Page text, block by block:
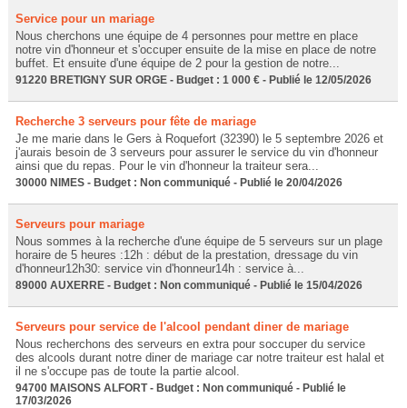
Service pour un mariage
Nous cherchons une équipe de 4 personnes pour mettre en place
notre vin d'honneur et s'occuper ensuite de la mise en place de notre
buffet. Et ensuite d'une équipe de 2 pour la gestion de notre...
91220 BRETIGNY SUR ORGE - Budget : 1 000 € - Publié le 12/05/2026
Recherche 3 serveurs pour fête de mariage
Je me marie dans le Gers à Roquefort (32390) le 5 septembre 2026 et
j'aurais besoin de 3 serveurs pour assurer le service du vin d'honneur
ainsi que du repas. Pour le vin d'honneur la traiteur sera...
30000 NIMES - Budget : Non communiqué - Publié le 20/04/2026
Serveurs pour mariage
Nous sommes à la recherche d'une équipe de 5 serveurs sur un plage
horaire de 5 heures :12h : début de la prestation, dressage du vin
d'honneur12h30: service vin d'honneur14h : service à...
89000 AUXERRE - Budget : Non communiqué - Publié le 15/04/2026
Serveurs pour service de l'alcool pendant diner de mariage
Nous recherchons des serveurs en extra pour soccuper du service
des alcools durant notre diner de mariage car notre traiteur est halal et
il ne s'occupe pas de toute la partie alcool.
94700 MAISONS ALFORT - Budget : Non communiqué - Publié le
17/03/2026